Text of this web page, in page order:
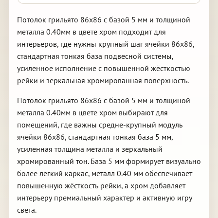
Потолок грильято 86х86 с базой 5 мм и толщиной
металла 0.40мм в цвете хром подходит для
интерьеров, где нужны крупный шаг ячейки 86х86,
стандартная тонкая база подвесной системы,
усиленное исполнение с повышенной жёсткостью
рейки и зеркальная хромированная поверхность.
Потолок грильято 86х86 с базой 5 мм и толщиной
металла 0.40мм в цвете хром выбирают для
помещений, где важны средне-крупный модуль
ячейки 86х86, стандартная тонкая база 5 мм,
усиленная толщина металла и зеркальный
хромированный тон. База 5 мм формирует визуально
более лёгкий каркас, металл 0.40 мм обеспечивает
повышенную жёсткость рейки, а хром добавляет
интерьеру премиальный характер и активную игру
света.